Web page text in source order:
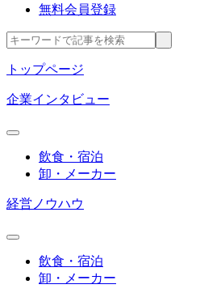
無料会員登録
トップページ
企業インタビュー
飲食・宿泊
卸・メーカー
経営ノウハウ
飲食・宿泊
卸・メーカー